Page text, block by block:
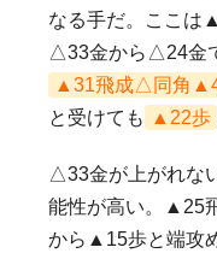
なる手だ。ここは
△33金から△24金
▲31飛成△同角
と受けても ▲22歩
△33金が上がれな
能性が高い。▲25
から▲15歩と端攻